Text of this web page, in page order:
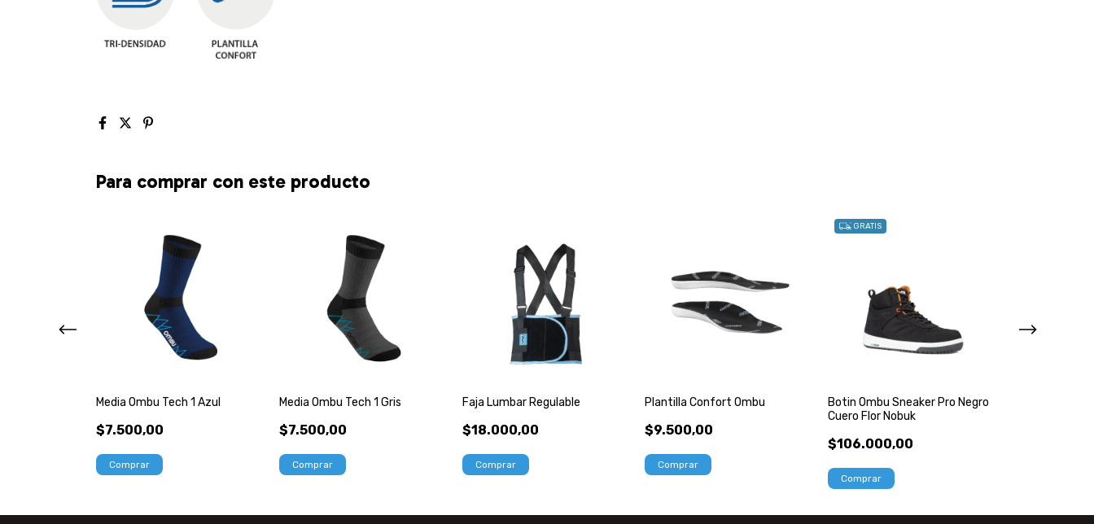
Para comprar con este producto
Media Ombu Tech 1 Azul
$7.500,00
Comprar
Media Ombu Tech 1 Gris
$7.500,00
Comprar
Faja Lumbar Regulable
$18.000,00
Comprar
Plantilla Confort Ombu
$9.500,00
Comprar
GRATIS
Botin Ombu Sneaker Pro Negro
Cuero Flor Nobuk
$106.000,00
Comprar